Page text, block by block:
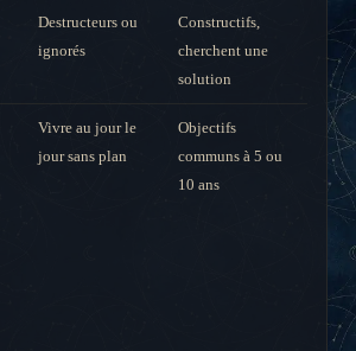
Destructeurs ou
ignorés
Constructifs,
cherchent une
solution
Vivre au jour le
jour sans plan
Objectifs
communs à 5 ou
10 ans